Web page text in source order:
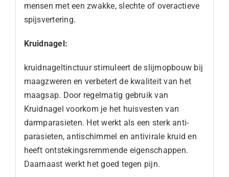
mensen met een zwakke, slechte of overactieve
spijsvertering.
Kruidnagel:
kruidnageltinctuur stimuleert de slijmopbouw bij
maagzweren en verbetert de kwaliteit van het
maagsap. Door regelmatig gebruik van
Kruidnagel voorkom je het huisvesten van
darmparasieten. Het werkt als een sterk anti-
parasieten, antischimmel en antivirale kruid en
heeft ontstekingsremmende eigenschappen.
Daarnaast werkt het goed tegen pijn.